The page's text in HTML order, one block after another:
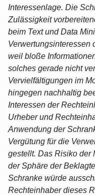
Interessenlage. Die
Zulässigkeit
beim Text und Data
Verwertungsinteressen
weil bloße
solches gerade nicht
Vervielfältigungen im
hingegen nachhaltig
Interessen der
Urheber und
Anwendung der
Vergütung für die
gestellt. Das Risiko der
der Sphäre der
Schranke würde
Rechteinhaber dieses